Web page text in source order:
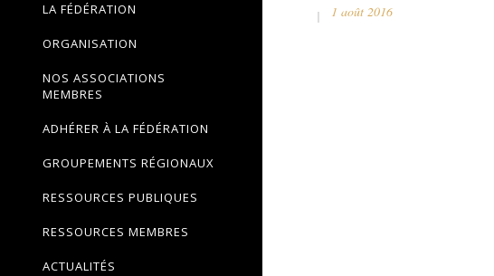
LA FÉDÉRATION
ORGANISATION
NOS ASSOCIATIONS
MEMBRES
ADHÉRER À LA FÉDÉRATION
GROUPEMENTS RÉGIONAUX
RESSOURCES PUBLIQUES
RESSOURCES MEMBRES
ACTUALITÉS
1 août 2016